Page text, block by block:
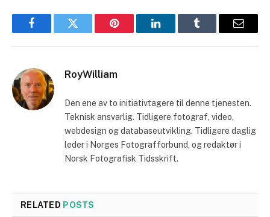
FacebookTwitter Pinterest LinkedInTumblr Email
RoyWilliam
Den ene av to initiativtagere til denne tjenesten.
Teknisk ansvarlig. Tidligere fotograf, video,
webdesign og databaseutvikling. Tidligere daglig
leder i Norges Fotografforbund, og redaktør i
Norsk Fotografisk Tidsskrift.
RELATED POSTS